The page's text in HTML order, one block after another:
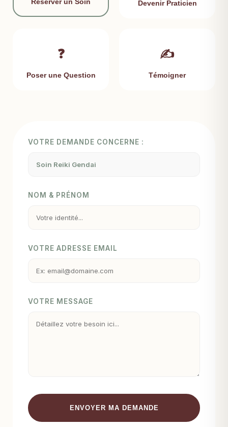
Devenir Praticien
❓
Poser une Question
✍️
Témoigner
VOTRE DEMANDE CONCERNE :
NOM & PRÉNOM
VOTRE ADRESSE EMAIL
VOTRE MESSAGE
ENVOYER MA DEMANDE